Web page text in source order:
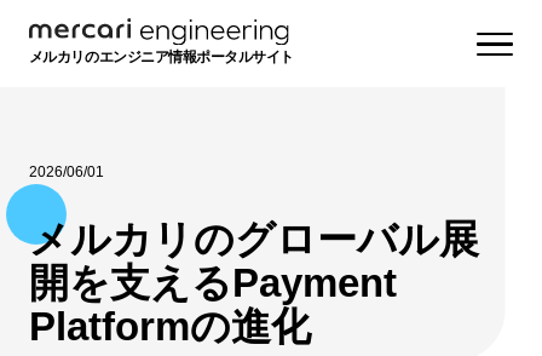
メルカリのエンジニア情報ポータルサイト
2026/06/01
メルカリのグローバル展
開を支えるPayment
Platformの進化